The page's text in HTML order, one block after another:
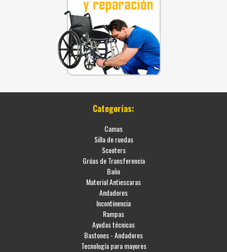
Categorías:
Camas
Silla de ruedas
Scooters
Grúas de Transferencia
Baño
Material Antiescaras
Andadores
Incontinencia
Rampas
Ayudas técnicas
Bastones - Andadores
Tecnología para mayores